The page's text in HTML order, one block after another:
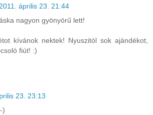
2011. április 23. 21:44
nagyon gyönyörű lett!
kívánok nektek! Nyuszitól sok ajándékot,
fiút! :)
23. 23:13
)